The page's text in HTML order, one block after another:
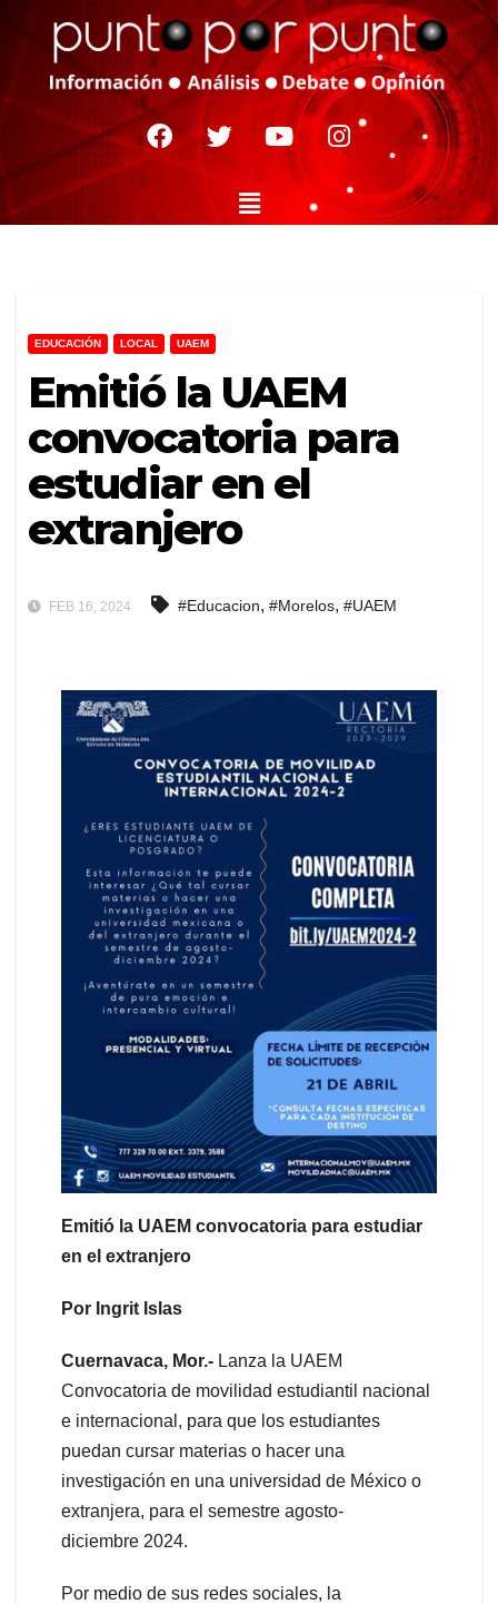
EDUCACIÓN LOCAL UAEM
Emitió la UAEM
convocatoria para
estudiar en el
extranjero
FEB 16, 2024 #Educacion, #Morelos, #UAEM
Emitió la UAEM convocatoria para estudiar
en el extranjero
Por Ingrit Islas
Cuernavaca, Mor.- Lanza la UAEM
Convocatoria de movilidad estudiantil nacional
e internacional, para que los estudiantes
puedan cursar materias o hacer una
investigación en una universidad de México o
extranjera, para el semestre agosto-
diciembre 2024.
Por medio de sus redes sociales, la